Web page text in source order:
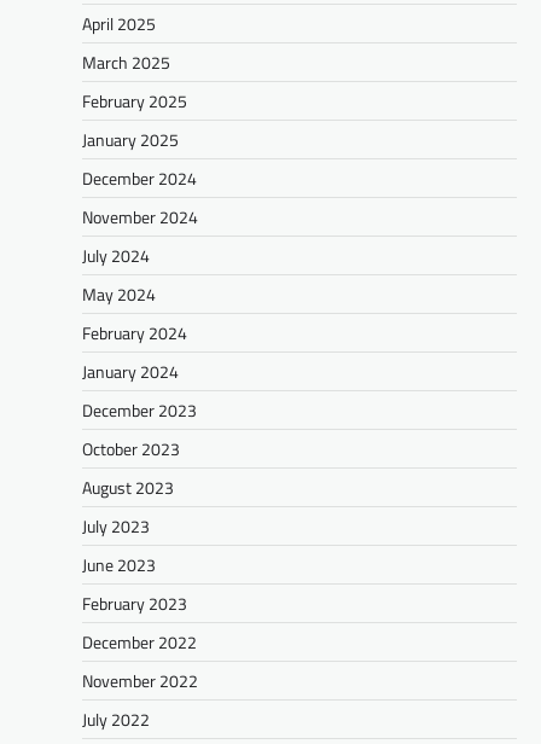
April 2025
March 2025
February 2025
January 2025
December 2024
November 2024
July 2024
May 2024
February 2024
January 2024
December 2023
October 2023
August 2023
July 2023
June 2023
February 2023
December 2022
November 2022
July 2022